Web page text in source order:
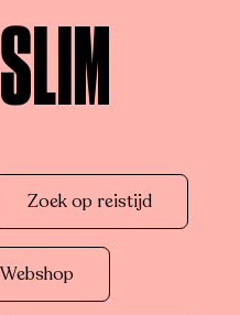
Zoek op reistijd
Webshop